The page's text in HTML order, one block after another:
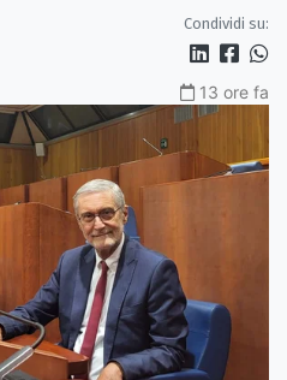
Condividi su:
13 ore fa